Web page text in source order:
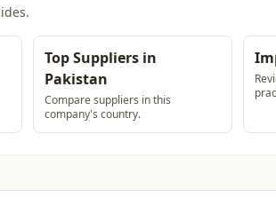
Top Suppliers in
Pakistan
Compare suppliers in this
company's country.